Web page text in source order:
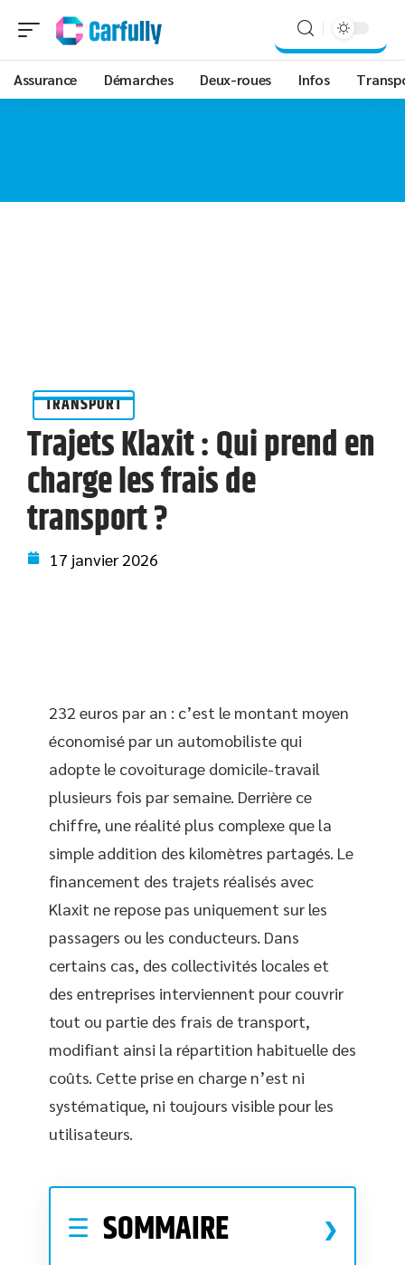
Assurance Démarches Deux-roues Infos
TRANSPORT
Trajets Klaxit : Qui prend en
charge les frais de
transport ?
17 janvier 2026
232 euros par an : c’est le montant moyen
économisé par un automobiliste qui
adopte le covoiturage domicile-travail
plusieurs fois par semaine. Derrière ce
chiffre, une réalité plus complexe que la
simple addition des kilomètres partagés. Le
financement des trajets réalisés avec
Klaxit ne repose pas uniquement sur les
passagers ou les conducteurs. Dans
certains cas, des collectivités locales et
des entreprises interviennent pour couvrir
tout ou partie des frais de transport,
modifiant ainsi la répartition habituelle des
coûts. Cette prise en charge n’est ni
systématique, ni toujours visible pour les
utilisateurs.
SOMMAIRE